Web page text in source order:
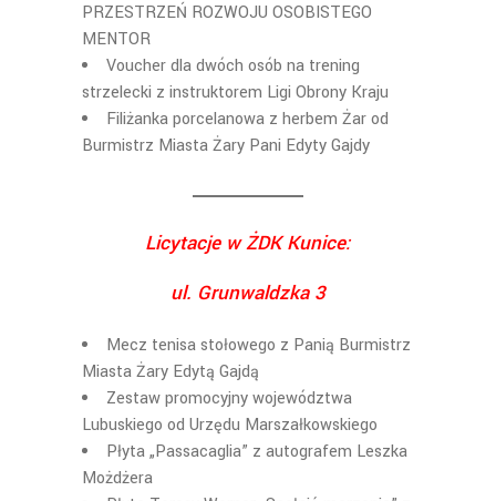
PRZESTRZEŃ ROZWOJU OSOBISTEGO
MENTOR
Voucher dla dwóch osób na trening
strzelecki z instruktorem Ligi Obrony Kraju
Filiżanka porcelanowa z herbem Żar od
Burmistrz Miasta Żary Pani Edyty Gajdy
Licytacje w ŻDK Kunice:
ul. Grunwaldzka 3
Mecz tenisa stołowego z Panią Burmistrz
Miasta Żary Edytą Gajdą
Zestaw promocyjny województwa
Lubuskiego od Urzędu Marszałkowskiego
Płyta „Passacaglia” z autografem Leszka
Możdżera